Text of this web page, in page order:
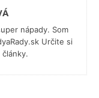
nápady. Som
Určite si